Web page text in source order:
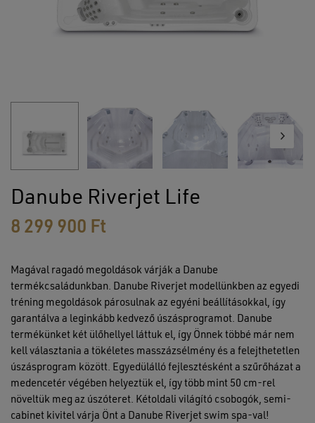
Danube Riverjet Life
8 299 900 Ft
Magával ragadó megoldások várják a Danube
termékcsaládunkban. Danube Riverjet modellünkben az egyedi
tréning megoldások párosulnak az egyéni beállításokkal, így
garantálva a leginkább kedvező úszásprogramot. Danube
termékünket két ülőhellyel láttuk el, így Önnek többé már nem
kell választania a tökéletes masszázsélmény és a felejthetetlen
úszásprogram között. Egyedülálló fejlesztésként a szűrőházat a
medencetér végében helyeztük el, így több mint 50 cm-rel
növeltük meg az úszóteret. Kétoldali világító csobogók, semi-
cabinet kivitel várja Önt a Danube Riverjet swim spa-val!